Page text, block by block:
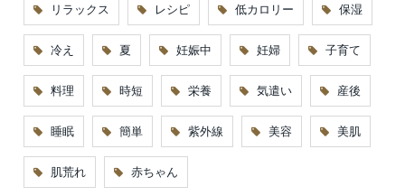
リラックス レシピ 低カロリー 保湿
冷え 夏 妊娠中 妊婦 子育て
料理 時短 栄養 気遣い 産後
睡眠 簡単 紫外線 美容 美肌
肌荒れ 赤ちゃん